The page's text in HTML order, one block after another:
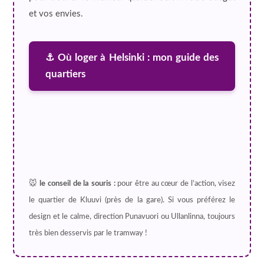
et vos envies.
⚓ Où loger à Helsinki : mon guide des
quartiers
🐭 le conseil de la souris :pour être au cœur de l’action, visez
le quartier de Kluuvi (près de la gare). Si vous préférez le
design et le calme, direction Punavuori ou Ullanlinna, toujours
très bien desservis par le tramway !